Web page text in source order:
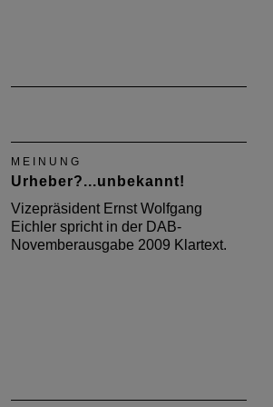
MEINUNG
Urheber?...unbekannt!
Vizepräsident Ernst Wolfgang
Eichler spricht in der DAB-
Novemberausgabe 2009 Klartext.